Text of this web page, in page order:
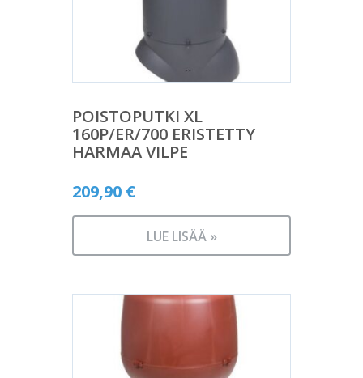
POISTOPUTKI XL
160P/ER/700 ERISTETTY
HARMAA VILPE
209,90 €
LUE LISÄÄ »